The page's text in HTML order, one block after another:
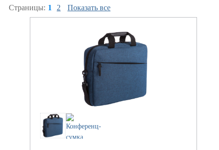
Страницы: 1 2 Показать все